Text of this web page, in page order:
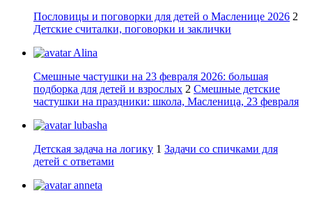
Пословицы и поговорки для детей о Масленице 2026 2
Детские считалки, поговорки и заклички
Alina
Смешные частушки на 23 февраля 2026: большая
подборка для детей и взрослых 2 Смешные детские
частушки на праздники: школа, Масленица, 23 февраля
lubasha
Детская задача на логику 1 Задачи со спичками для
детей с ответами
anneta